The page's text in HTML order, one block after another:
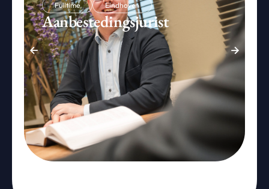
Fulltime Eindhoven
Aanbestedingsjurist